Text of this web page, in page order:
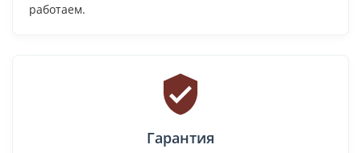
работаем.
Гарантия